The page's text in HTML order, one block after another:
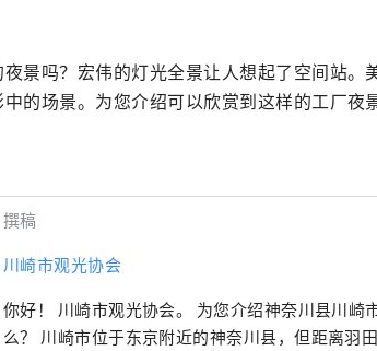
景吗？宏伟的灯光全景让人想起了空间站。
的场景。为您介绍可以欣赏到这样的工厂
撰稿
川崎市观光协会
你好！ 川崎市观光协会。 为您介绍神奈川县川崎市的魅
么？ 川崎市位于东京附近的神奈川县，但距离羽